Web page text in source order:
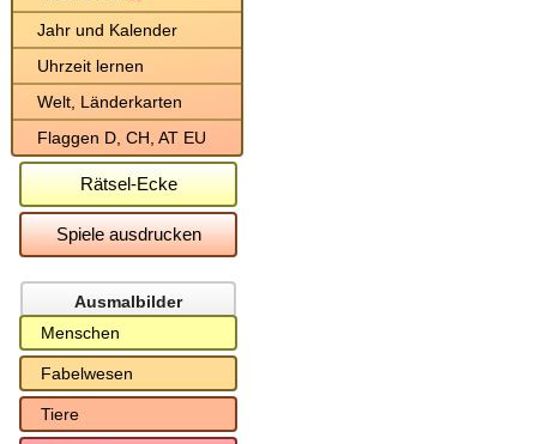
Jahr und Kalender
Uhrzeit lernen
Welt, Länderkarten
Flaggen D, CH, AT EU
Rätsel-Ecke
Spiele ausdrucken
Ausmalbilder
Menschen
Fabelwesen
Tiere